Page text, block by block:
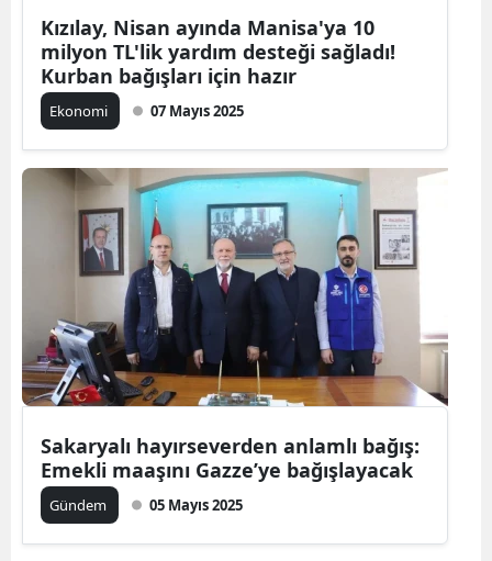
Kızılay, Nisan ayında Manisa'ya 10
milyon TL'lik yardım desteği sağladı!
Kurban bağışları için hazır
Ekonomi 07 Mayıs 2025
Sakaryalı hayırseverden anlamlı bağış:
Emekli maaşını Gazze’ye bağışlayacak
Gündem 05 Mayıs 2025